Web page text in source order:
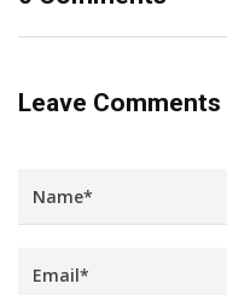
Leave Comments